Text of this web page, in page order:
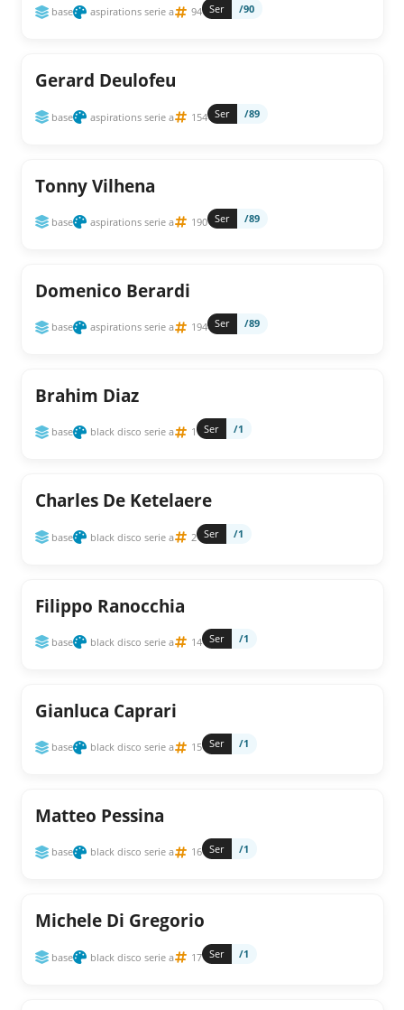
base aspirations serie a 94 Ser /90
Gerard Deulofeu
base aspirations serie a 154 Ser /89
Tonny Vilhena
base aspirations serie a 190 Ser /89
Domenico Berardi
base aspirations serie a 194 Ser /89
Brahim Diaz
base black disco serie a 1 Ser /1
Charles De Ketelaere
base black disco serie a 2 Ser /1
Filippo Ranocchia
base black disco serie a 14 Ser /1
Gianluca Caprari
base black disco serie a 15 Ser /1
Matteo Pessina
base black disco serie a 16 Ser /1
Michele Di Gregorio
base black disco serie a 17 Ser /1